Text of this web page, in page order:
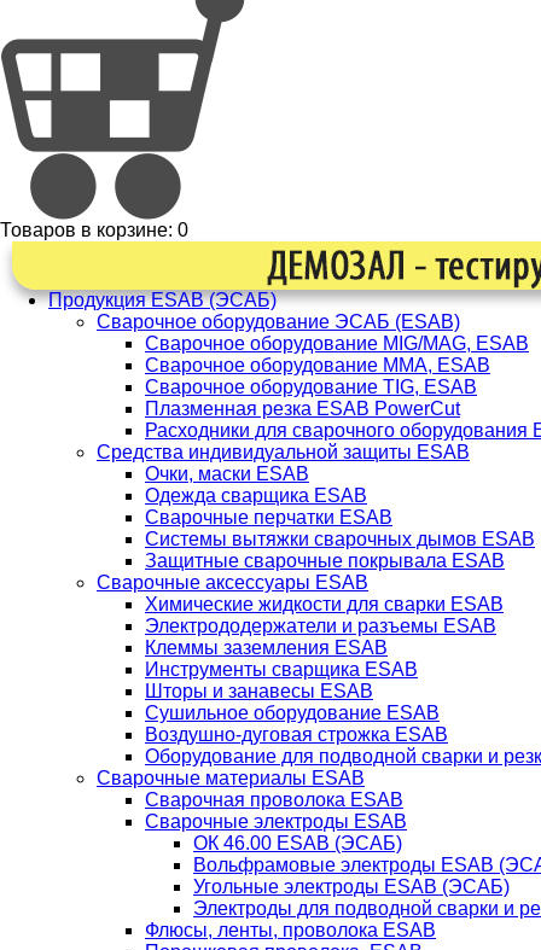
Товаров в корзине: 0
Продукция ESAB (ЭСАБ)
Сварочное оборудование ЭСАБ (ESAB)
Сварочное оборудование MIG/MAG, ESAB
Сварочное оборудование ММА, ESAB
Сварочное оборудование TIG, ESAB
Плазменная резка ESAB PowerCut
Расходники для сварочного оборудования
Средства индивидуальной защиты ESAB
Очки, маски ESAB
Одежда сварщика ESAB
Сварочные перчатки ESAB
Системы вытяжки сварочных дымов ESAB
Защитные сварочные покрывала ESAB
Сварочные аксессуары ESAB
Химические жидкости для сварки ESAB
Электрододержатели и разъемы ESAB
Клеммы заземления ESAB
Инструменты сварщика ESAB
Шторы и занавесы ESAB
Сушильное оборудование ESAB
Воздушно-дуговая строжка ESAB
Оборудование для подводной сварки и
Сварочные материалы ESAB
Сварочная проволока ESAB
Сварочные электроды ESAB
ОК 46.00 ESAB (ЭСАБ)
Вольфрамовые электроды ESAB
Угольные электроды ESAB (ЭСАБ)
Электроды для подводной сварки и
Флюсы, ленты, проволока ESAB